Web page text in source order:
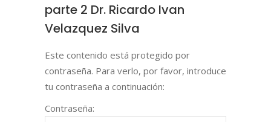
parte 2 Dr. Ricardo Ivan
Velazquez Silva
Este contenido está protegido por
contraseña. Para verlo, por favor, introduce
tu contraseña a continuación:
Contraseña: